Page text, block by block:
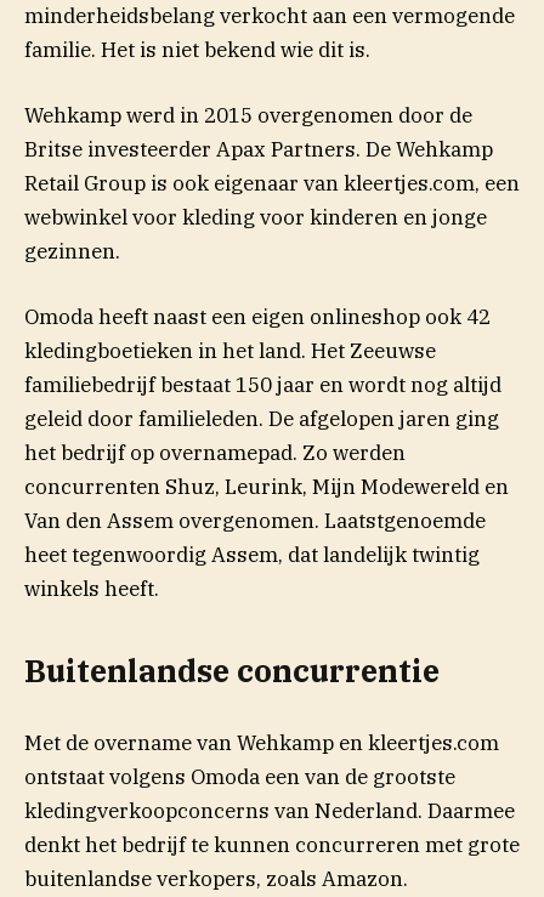
minderheidsbelang verkocht aan een vermogende
familie. Het is niet bekend wie dit is.
Wehkamp werd in 2015 overgenomen door de
Britse investeerder Apax Partners. De Wehkamp
Retail Group is ook eigenaar van kleertjes.com, een
webwinkel voor kleding voor kinderen en jonge
gezinnen.
Omoda heeft naast een eigen onlineshop ook 42
kledingboetieken in het land. Het Zeeuwse
familiebedrijf bestaat 150 jaar en wordt nog altijd
geleid door familieleden. De afgelopen jaren ging
het bedrijf op overnamepad. Zo werden
concurrenten Shuz, Leurink, Mijn Modewereld en
Van den Assem overgenomen. Laatstgenoemde
heet tegenwoordig Assem, dat landelijk twintig
winkels heeft.
Buitenlandse concurrentie
Met de overname van Wehkamp en kleertjes.com
ontstaat volgens Omoda een van de grootste
kledingverkoopconcerns van Nederland. Daarmee
denkt het bedrijf te kunnen concurreren met grote
buitenlandse verkopers, zoals Amazon.